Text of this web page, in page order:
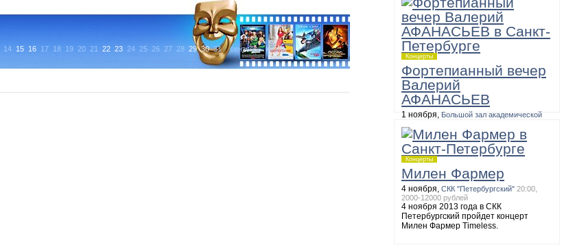
14 15 16 17 18 19 20 21 22 23 24 25 26 27 28 29 30 31 сентябрь
Концерты
Фортепианный вечер
Валерий
АФАНАСЬЕВ
1 ноября, Большой зал академической
БЕТХОВЕН. Сонаты №№ 10, 15, 17,
27
Концерты
Милен Фармер
4 ноября, СКК "Петербургский" 20:00,
2000-12000 рублей
4 ноября 2013 года в СКК
Петербургский пройдет концерт
Милен Фармер Timeless.